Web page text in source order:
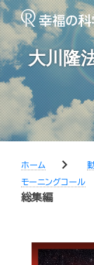
大川隆
ホーム chevron_right
モーニングコール
総集編